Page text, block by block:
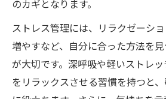
のカギとなります。
ストレス管理には、リラクゼーシ
増やすなど、自分に合った方法を
が大切です。深呼吸や軽いストレ
をリラックスさせる習慣を持つと